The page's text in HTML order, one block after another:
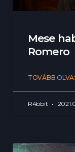
Mese
Romero
TOVÁBB
R4bbit